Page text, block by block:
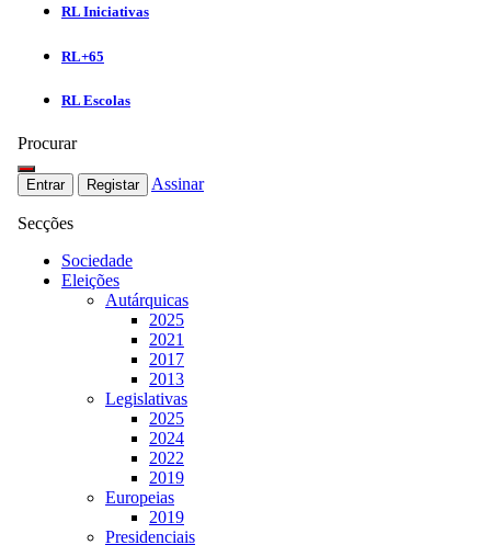
RL Iniciativas
RL+65
RL Escolas
Procurar
Entrar Registar Assinar
Secções
Sociedade
Eleições
Autárquicas
2025
2021
2017
2013
Legislativas
2025
2024
2022
2019
Europeias
2019
Presidenciais